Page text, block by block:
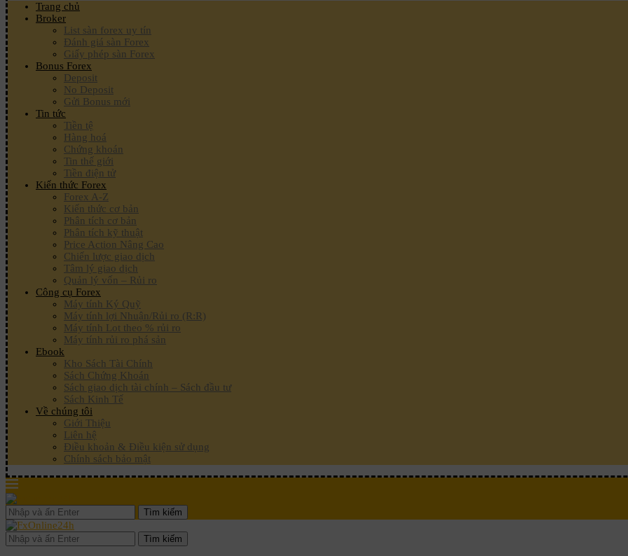
Trang chủ
Broker
List sàn forex uy tín
Đánh giá sàn Forex
Giấy phép sàn Forex
Bonus Forex
Deposit
No Deposit
Gửi Bonus mới
Tin tức
Tiền tệ
Hàng hoá
Chứng khoán
Tin thế giới
Tiền điện tử
Kiến thức Forex
Forex A-Z
Kiến thức cơ bản
Phân tích cơ bản
Phân tích kỹ thuật
Price Action Nâng Cao
Chiến lược giao dịch
Tâm lý giao dịch
Quản lý vốn – Rủi ro
Công cụ Forex
Máy tính Ký Quỹ
Máy tính lợi Nhuận/Rủi ro (R:R)
Máy tính Lot theo % rủi ro
Máy tính rủi ro phá sản
Ebook
Kho Sách Tài Chính
Sách Chứng Khoán
Sách giao dịch tài chính – Sách đầu tư
Sách Kinh Tế
Về chúng tôi
Giới Thiệu
Liên hệ
Điều khoản & Điều kiện sử dụng
Chính sách bảo mật
Tìm kiếm
Tìm kiếm